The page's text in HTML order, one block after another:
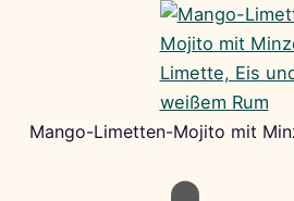
Mango-Limetten-Mojito mit